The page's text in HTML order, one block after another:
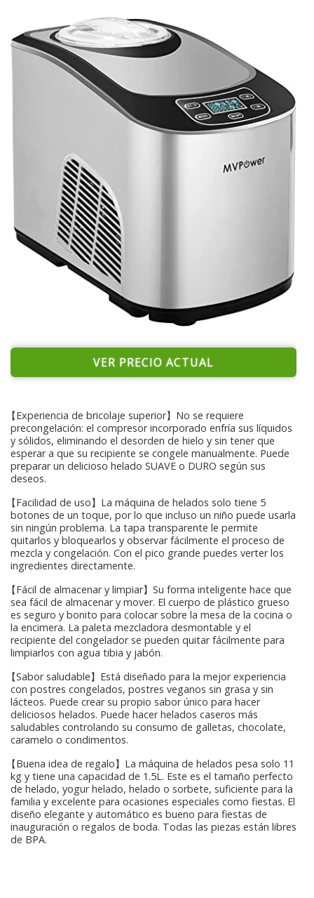
VER PRECIO ACTUAL
【Experiencia de bricolaje superior】No se requiere
precongelación: el compresor incorporado enfría sus líquidos
y sólidos, eliminando el desorden de hielo y sin tener que
esperar a que su recipiente se congele manualmente. Puede
preparar un delicioso helado SUAVE o DURO según sus
deseos.
【Facilidad de uso】La máquina de helados solo tiene 5
botones de un toque, por lo que incluso un niño puede usarla
sin ningún problema. La tapa transparente le permite
quitarlos y bloquearlos y observar fácilmente el proceso de
mezcla y congelación. Con el pico grande puedes verter los
ingredientes directamente.
【Fácil de almacenar y limpiar】Su forma inteligente hace que
sea fácil de almacenar y mover. El cuerpo de plástico grueso
es seguro y bonito para colocar sobre la mesa de la cocina o
la encimera. La paleta mezcladora desmontable y el
recipiente del congelador se pueden quitar fácilmente para
limpiarlos con agua tibia y jabón.
【Sabor saludable】Está diseñado para la mejor experiencia
con postres congelados, postres veganos sin grasa y sin
lácteos. Puede crear su propio sabor único para hacer
deliciosos helados. Puede hacer helados caseros más
saludables controlando su consumo de galletas, chocolate,
caramelo o condimentos.
【Buena idea de regalo】La máquina de helados pesa solo 11
kg y tiene una capacidad de 1.5L. Este es el tamaño perfecto
de helado, yogur helado, helado o sorbete, suficiente para la
familia y excelente para ocasiones especiales como fiestas. El
diseño elegante y automático es bueno para fiestas de
inauguración o regalos de boda. Todas las piezas están libres
de BPA.